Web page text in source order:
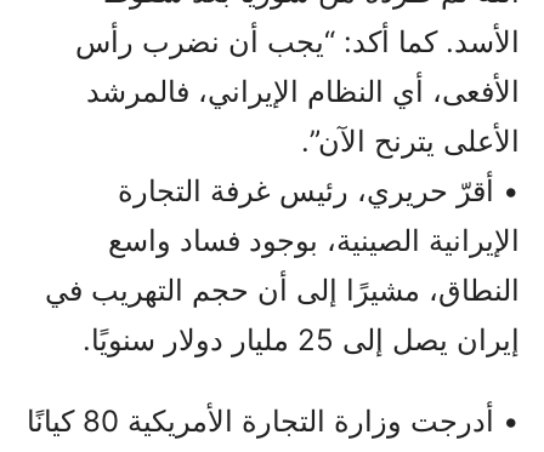
الأسد. كما أكد: “يجب أن نضرب رأس
الأفعى، أي النظام الإيراني، فالمرشد
الأعلى يترنح الآن”.
• أقرّ حريري، رئيس غرفة التجارة
الإيرانية الصينية، بوجود فساد واسع
النطاق، مشيرًا إلى أن حجم التهريب في
إيران يصل إلى 25 مليار دولار سنويًا.
• أدرجت وزارة التجارة الأمريكية 80 كيانًا